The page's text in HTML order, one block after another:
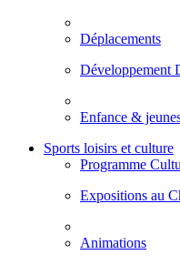
Déplacements
Développement
Enfance &
Sports loisirs et culture
Programme
Expositions au
Animations